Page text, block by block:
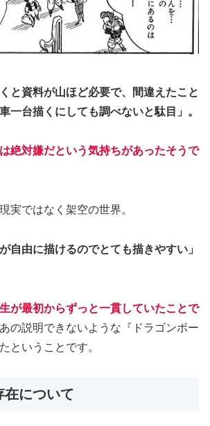
と資料が山ほど必要で、間違えたこと
一台描くにしても調べないと駄目」。
絶対嫌だという気持ちがあったそうで
実ではなく架空の世界。
自由に描けるのでとても描きやすい」
が最初からずっと一貫していたことで
あの説明できないような『ドラゴンボー
ということです。
在について